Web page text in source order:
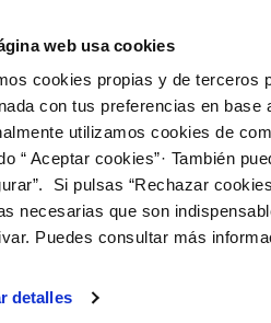
web usa cookies
cookies propias y de terceros
con tus preferencias en base
utilizamos cookies de
“ Aceptar cookies”· También
Si pulsas “Rechazar
necesarias que son
Puedes consultar más
detalles